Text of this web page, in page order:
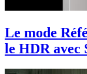
Le mode
le HDR avec